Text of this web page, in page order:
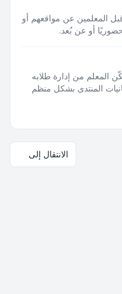
المعلمين عن مواقعهم أو
أو عن بُعد.
المعلم من إدارة طلابه
المنتدى بشكل منظم
الانتقال إلى